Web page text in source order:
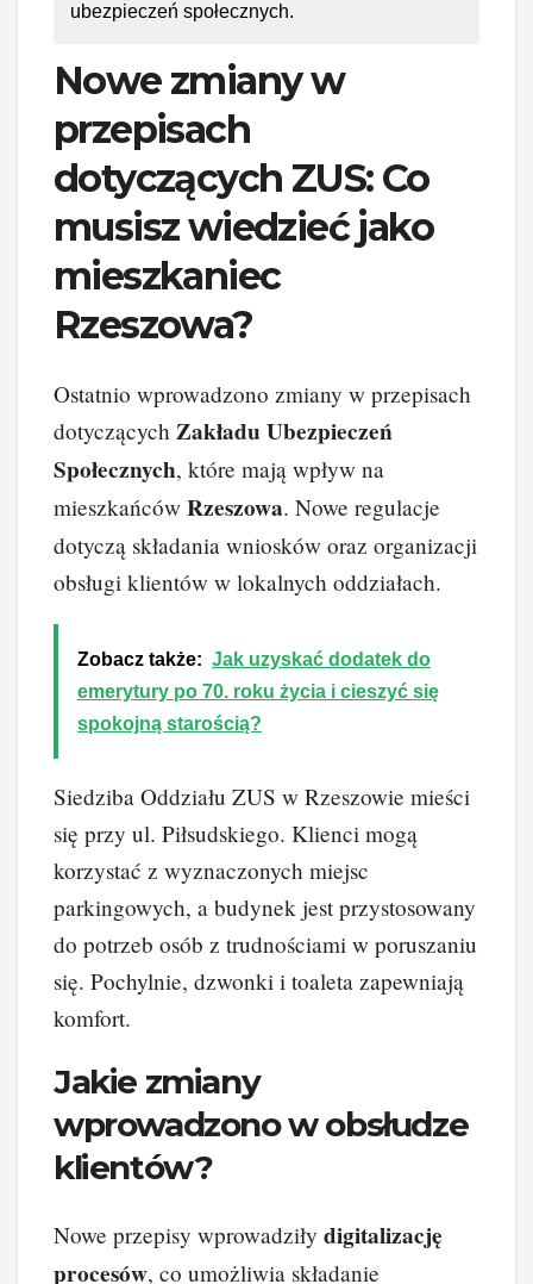
ubezpieczeń społecznych.
Nowe zmiany w
przepisach
dotyczących ZUS: Co
musisz wiedzieć jako
mieszkaniec
Rzeszowa?
Ostatnio wprowadzono zmiany w przepisach
dotyczących Zakładu Ubezpieczeń
Społecznych, które mają wpływ na
mieszkańców Rzeszowa. Nowe regulacje
dotyczą składania wniosków oraz organizacji
obsługi klientów w lokalnych oddziałach.
Zobacz także: Jak uzyskać dodatek do
emerytury po 70. roku życia i cieszyć się
spokojną starością?
Siedziba Oddziału ZUS w Rzeszowie mieści
się przy ul. Piłsudskiego. Klienci mogą
korzystać z wyznaczonych miejsc
parkingowych, a budynek jest przystosowany
do potrzeb osób z trudnościami w poruszaniu
się. Pochylnie, dzwonki i toaleta zapewniają
komfort.
Jakie zmiany
wprowadzono w obsłudze
klientów?
Nowe przepisy wprowadziły digitalizację
procesów, co umożliwia składanie